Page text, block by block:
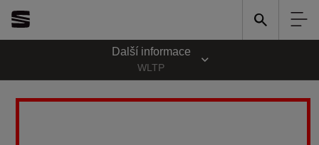
Další informace
WLTP